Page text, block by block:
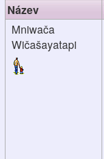
Název
Mniwača
Wičašayatapi